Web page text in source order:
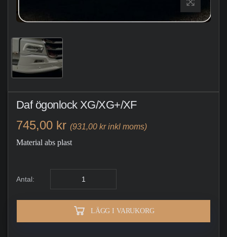
Daf ögonlock XG/XG+/XF
745,00 kr (931,00 kr inkl moms)
Material abs plast
Antal:
LÄGG I VARUKORG